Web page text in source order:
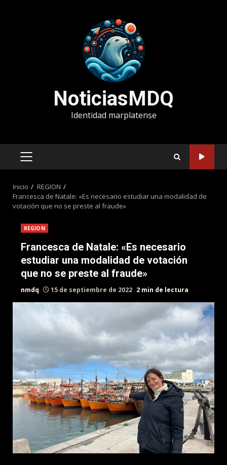
NoticiasMDQ
Identidad marplatense
MENÚ
Inicio
REGION
Francesca de Natale: «Es necesario estudiar una modalidad de
votación que no se preste al fraude»
REGION
Francesca de Natale: «Es necesario
estudiar una modalidad de votación
que no se preste al fraude»
nmdq 15 de septiembre de 2022 2 min de lectura